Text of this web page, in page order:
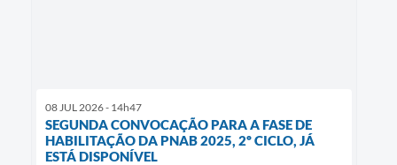
08 JUL 2026 - 14h47
SEGUNDA CONVOCAÇÃO PARA A FASE DE
HABILITAÇÃO DA PNAB 2025, 2º CICLO, JÁ
ESTÁ DISPONÍVEL